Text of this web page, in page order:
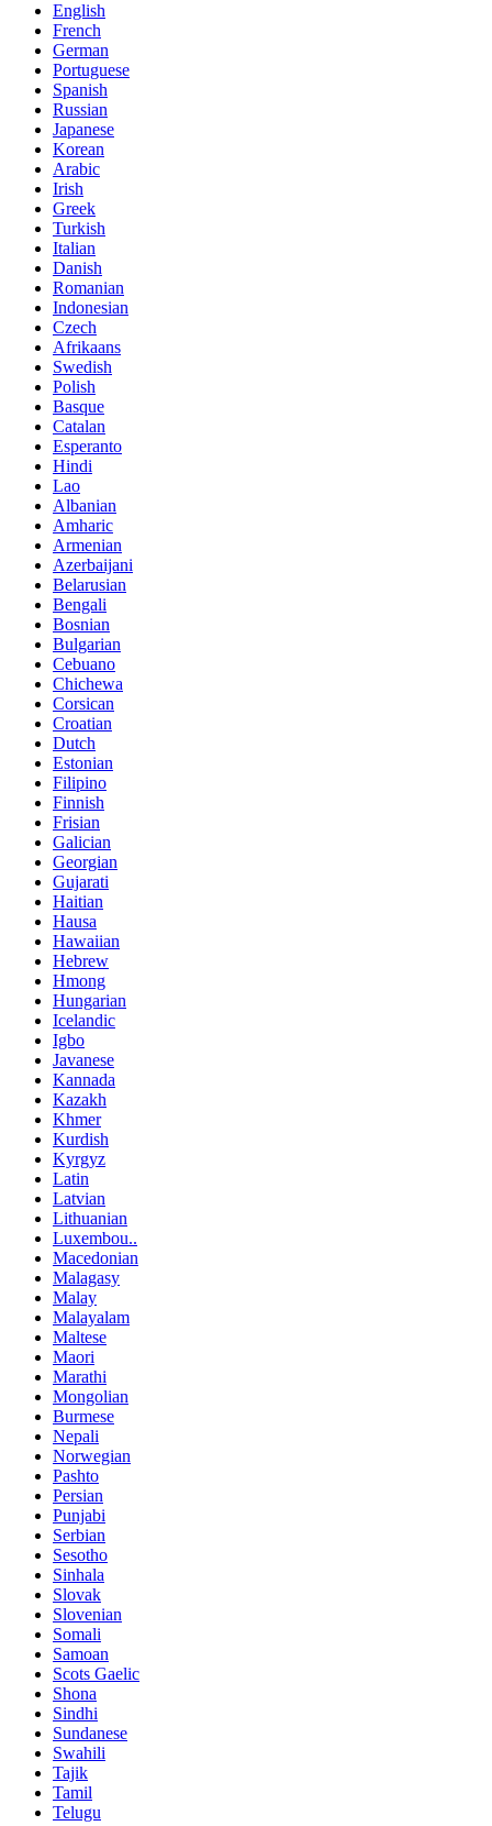
English
French
German
Portuguese
Spanish
Russian
Japanese
Korean
Arabic
Irish
Greek
Turkish
Italian
Danish
Romanian
Indonesian
Czech
Afrikaans
Swedish
Polish
Basque
Catalan
Esperanto
Hindi
Lao
Albanian
Amharic
Armenian
Azerbaijani
Belarusian
Bengali
Bosnian
Bulgarian
Cebuano
Chichewa
Corsican
Croatian
Dutch
Estonian
Filipino
Finnish
Frisian
Galician
Georgian
Gujarati
Haitian
Hausa
Hawaiian
Hebrew
Hmong
Hungarian
Icelandic
Igbo
Javanese
Kannada
Kazakh
Khmer
Kurdish
Kyrgyz
Latin
Latvian
Lithuanian
Luxembou..
Macedonian
Malagasy
Malay
Malayalam
Maltese
Maori
Marathi
Mongolian
Burmese
Nepali
Norwegian
Pashto
Persian
Punjabi
Serbian
Sesotho
Sinhala
Slovak
Slovenian
Somali
Samoan
Scots Gaelic
Shona
Sindhi
Sundanese
Swahili
Tajik
Tamil
Telugu